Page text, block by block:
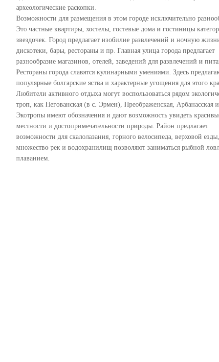
археологические раскопки.
Возможности для размещения в этом городе исключительно
Это частные квартиры, хостелы, гостевые дома и гостиницы
звездочек. Город предлагает изобилие развлечений и ночную
дискотеки, бары, рестораны и пр. Главная улица города предлагает
разнообразие магазинов, отелей, заведений для развлечений и
Рестораны города славятся кулинарными умениями. Здесь
популярные болгарские яства и характерные угощения для этого
Любители активного отдыха могут воспользоваться рядом
троп, как Негованская (в с. Эрмен), Преображенская, Арбанасская
Экотропы имеют обозначения и дают возможность увидеть
местности и достопримечательности природы. Район предлагает
возможности для скалолазания, горного велосипеда, верховой
множество рек и водохранилищ позволяют заниматься рыбной
плаванием.